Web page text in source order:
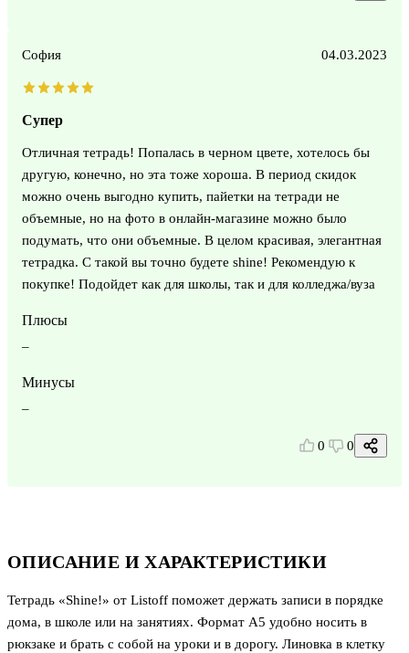
ОПИСАНИЕ И ХАРАКТЕРИСТИКИ
Тетрадь «Shine!» от Listoff поможет держать записи в порядке
дома, в школе или на занятиях. Формат А5 удобно носить в
рюкзаке и брать с собой на уроки и в дорогу. Линовка в клетку
София 04.03.2023
Супер
Отличная тетрадь! Попалась в черном цвете, хотелось бы
другую, конечно, но эта тоже хороша. В период скидок
можно очень выгодно купить, пайетки на тетради не
объемные, но на фото в онлайн-магазине можно было
подумать, что они объемные. В целом красивая, элегантная
тетрадка. С такой вы точно будете shine! Рекомендую к
покупке! Подойдет как для школы, так и для колледжа/вуза
Плюсы
–
Минусы
–
0 0